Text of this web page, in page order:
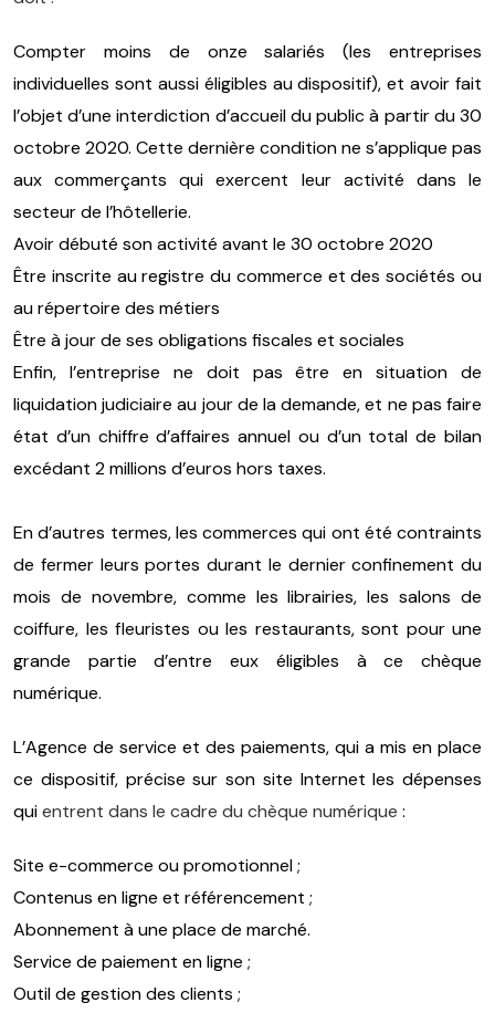
Compter moins de onze salariés (les entreprises
individuelles sont aussi éligibles au dispositif), et avoir fait
l’objet d’une interdiction d’accueil du public à partir du 30
octobre 2020. Cette dernière condition ne s’applique pas
aux commerçants qui exercent leur activité dans le
secteur de l’hôtellerie.
Avoir débuté son activité avant le 30 octobre 2020
Être inscrite au registre du commerce et des sociétés ou
au répertoire des métiers
Être à jour de ses obligations fiscales et sociales
Enfin, l’entreprise ne doit pas être en situation de
liquidation judiciaire au jour de la demande, et ne pas faire
état d’un chiffre d’affaires annuel ou d’un total de bilan
excédant 2 millions d’euros hors taxes.
En d’autres termes, les commerces qui ont été contraints
de fermer leurs portes durant le dernier confinement du
mois de novembre, comme les librairies, les salons de
coiffure, les fleuristes ou les restaurants, sont pour une
grande partie d’entre eux éligibles à ce chèque
numérique.
L’Agence de service et des paiements, qui a mis en place
ce dispositif, précise sur son site Internet les dépenses
quientrent dans le cadre du chèque numérique :
Site e-commerce ou promotionnel ;
Contenus en ligne et référencement ;
Abonnement à une place de marché.
Service de paiement en ligne ;
Outil de gestion des clients ;